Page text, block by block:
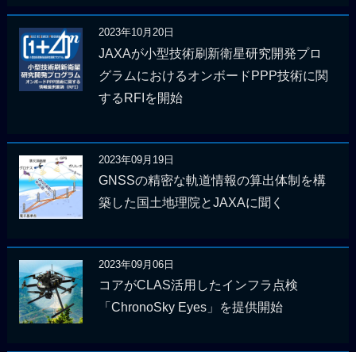
2023年10月20日
JAXAが小型技術刷新衛星研究開発プロ
グラムにおけるオンボードPPP技術に関
するRFIを開始
2023年09月19日
GNSSの精密な軌道情報の算出体制を構
築した国土地理院とJAXAに聞く
2023年09月06日
コアがCLAS活用したインフラ点検
「ChronoSky Eyes」を提供開始